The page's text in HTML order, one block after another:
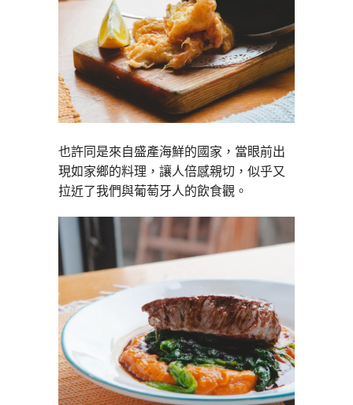
也許同是來自盛產海鮮的國家，當眼前出
現如家鄉的料理，讓人倍感親切，似乎又
拉近了我們與葡萄牙人的飲食觀。